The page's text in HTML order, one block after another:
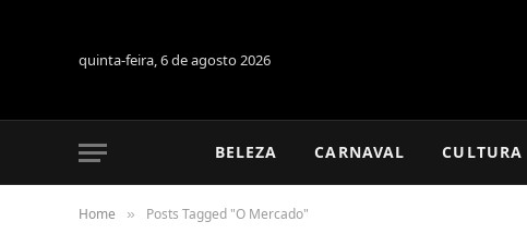
quinta-feira, 6 de agosto 2026
BELEZA CARNAVAL CULTURA
Home » Posts Tagged "O Mercado"